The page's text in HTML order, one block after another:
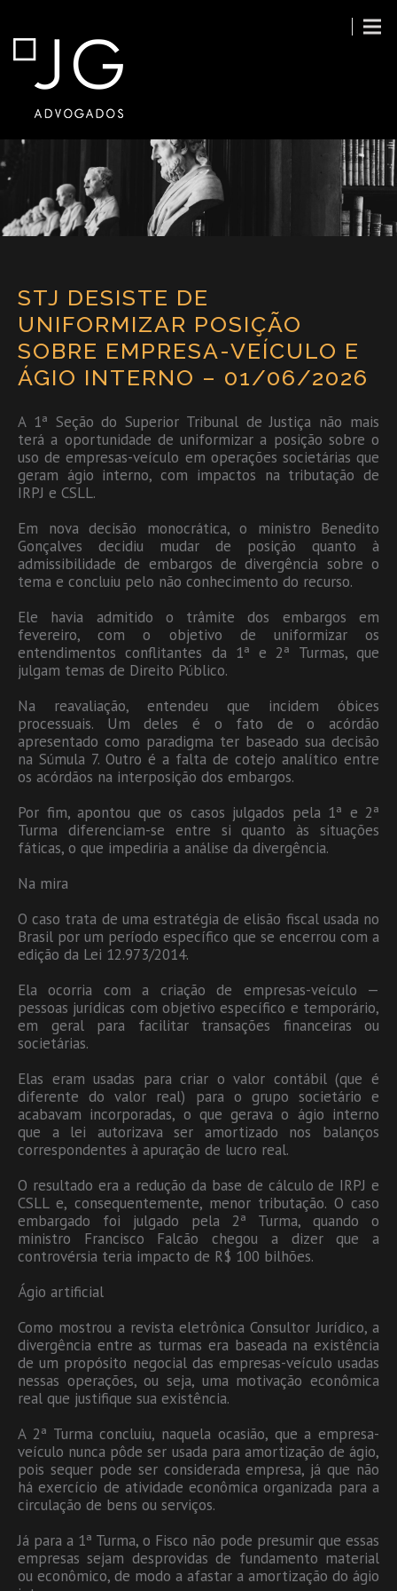
STJ DESISTE DE
UNIFORMIZAR POSIÇÃO
SOBRE EMPRESA-VEÍCULO E
ÁGIO INTERNO – 01/06/2026
A 1ª Seção do Superior Tribunal de Justiça não mais
terá a oportunidade de uniformizar a posição sobre o
uso de empresas-veículo em operações societárias que
geram ágio interno, com impactos na tributação de
IRPJ e CSLL.
Em nova decisão monocrática, o ministro Benedito
Gonçalves decidiu mudar de posição quanto à
admissibilidade de embargos de divergência sobre o
tema e concluiu pelo não conhecimento do recurso.
Ele havia admitido o trâmite dos embargos em
fevereiro, com o objetivo de uniformizar os
entendimentos conflitantes da 1ª e 2ª Turmas, que
julgam temas de Direito Público.
Na reavaliação, entendeu que incidem óbices
processuais. Um deles é o fato de o acórdão
apresentado como paradigma ter baseado sua decisão
na Súmula 7. Outro é a falta de cotejo analítico entre
os acórdãos na interposição dos embargos.
Por fim, apontou que os casos julgados pela 1ª e 2ª
Turma diferenciam-se entre si quanto às situações
fáticas, o que impediria a análise da divergência.
Na mira
O caso trata de uma estratégia de elisão fiscal usada no
Brasil por um período específico que se encerrou com a
edição da Lei 12.973/2014.
Ela ocorria com a criação de empresas-veículo —
pessoas jurídicas com objetivo específico e temporário,
em geral para facilitar transações financeiras ou
societárias.
Elas eram usadas para criar o valor contábil (que é
diferente do valor real) para o grupo societário e
acabavam incorporadas, o que gerava o ágio interno
que a lei autorizava ser amortizado nos balanços
correspondentes à apuração de lucro real.
O resultado era a redução da base de cálculo de IRPJ e
CSLL e, consequentemente, menor tributação. O caso
embargado foi julgado pela 2ª Turma, quando o
ministro Francisco Falcão chegou a dizer que a
controvérsia teria impacto de R$ 100 bilhões.
Ágio artificial
Como mostrou a revista eletrônica Consultor Jurídico, a
divergência entre as turmas era baseada na existência
de um propósito negocial das empresas-veículo usadas
nessas operações, ou seja, uma motivação econômica
real que justifique sua existência.
A 2ª Turma concluiu, naquela ocasião, que a empresa-
veículo nunca pôde ser usada para amortização de ágio,
pois sequer pode ser considerada empresa, já que não
há exercício de atividade econômica organizada para a
circulação de bens ou serviços.
Já para a 1ª Turma, o Fisco não pode presumir que essas
empresas sejam desprovidas de fundamento material
ou econômico, de modo a afastar a amortização do ágio